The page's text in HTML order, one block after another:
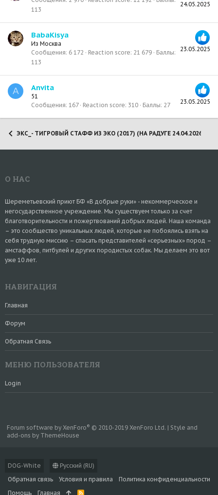
24.05.2025
113
23.05.2025
BabaKisya
Из Москва
Сообщения 6 172 Reaction score 21 679
Баллы
113
A
23.05.2025
Anvita
51
Сообщения 167 Reaction score 310 Баллы 27
ЭКС_- ТИГРОВЫЙ СТАФФ ИЗ ЭКО (2017) (НА РАДУГЕ 24.04.2026)
О НАС
Шереметьевский приют БФ «В добрые руки» - некоммерческое и
негосударственное учреждение. Мы существуем только за счет
благотворительности и пожертвований добрых людей. Наша команда
– это сообщество уникальных людей, которые не побоялись взять на
себя трудную миссию – спасать представителей «серьезных» пород –
амстаффов, питбулей и других породистых собак. Мы делаем это вот
уже 10 лет.
НАВИГАЦИЯ
Главная
Форум
Обратная Связь
МЕНЮ ПОЛЬЗОВАТЕЛЯ
Login
DOG-White
Русский (RU)
Обратная связь
Условия и правила
Политика конфиденциальности
Помощь
Главная R
Forum software by XenForo® © 2010-2019 XenForo Ltd. | Style and
add-ons by ThemeHouse